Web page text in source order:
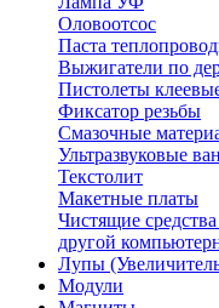
Оловоотсос
Паста
Выжигатели по
Пистолеты
Фиксатор резьбы
Смазочные
Ультразвуковые
Текстолит
Макетные платы
Чистящие
другой
Лупы
Модули